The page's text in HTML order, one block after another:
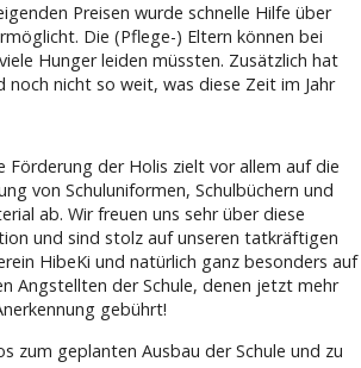
Preisen wurde schnelle Hilfe über
Die (Pflege-) Eltern können bei
Hunger leiden müssten. Zusätzlich hat
nicht so weit, was diese Zeit im Jahr
Förderung der Holis zielt vor allem auf die
von Schuluniformen, Schulbüchern und
ab. Wir freuen uns sehr über diese
und sind stolz auf unseren tatkräftigen
HibeKi und natürlich ganz besonders auf
Angstellten der Schule, denen jetzt mehr
gebührt!
zum geplanten Ausbau der Schule und zu